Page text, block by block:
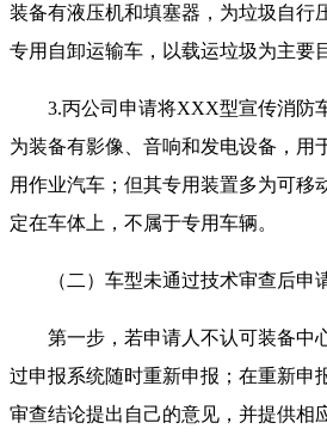
装备有液压机和填塞器，为垃圾自行
专用自卸运输车，以载运垃圾为主要
3.丙公司申请将XXX型宣传消防
为装备有影像、音响和发电设备，用
用作业汽车；但其专用装置多为可移
定在车体上，不属于专用车辆。
（二）车型未通过技术审查后申
第一步，若申请人不认可装备中
过申报系统随时重新申报；在重新申
审查结论提出自己的意见，并提供相